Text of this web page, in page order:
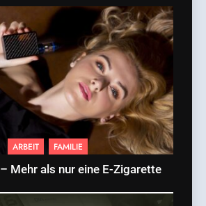
ARBEIT FAMILIE
Mehr als nur eine E-Zigarette